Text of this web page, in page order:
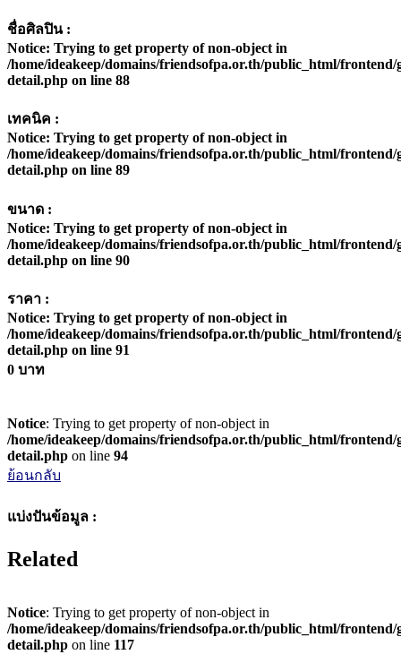
ชื่อศิลปิน :
Notice: Trying to get property of non-object in
/home/ideakeep/domains/friendsofpa.or.th/public_html/frontend/
detail.php on line 88
เทคนิค :
Notice: Trying to get property of non-object in
/home/ideakeep/domains/friendsofpa.or.th/public_html/frontend/
detail.php on line 89
ขนาด :
Notice: Trying to get property of non-object in
/home/ideakeep/domains/friendsofpa.or.th/public_html/frontend/
detail.php on line 90
ราคา :
Notice: Trying to get property of non-object in
/home/ideakeep/domains/friendsofpa.or.th/public_html/frontend/
detail.php on line 91
0 บาท
Notice: Trying to get property of non-object in
/home/ideakeep/domains/friendsofpa.or.th/public_html/frontend/
detail.php on line 94
ย้อนกลับ
แบ่งปันข้อมูล :
Related
Notice: Trying to get property of non-object in
/home/ideakeep/domains/friendsofpa.or.th/public_html/frontend/
detail.php on line 117